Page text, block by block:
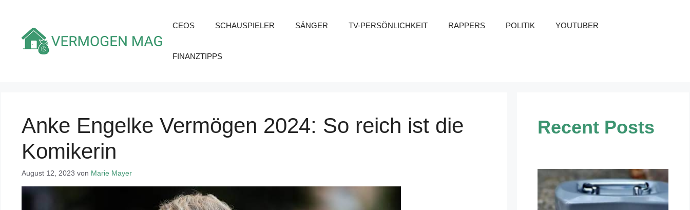
springen
CEOS SCHAUSPIELER SÄNGER TV-PERSÖNLICHKEIT RAPPERS POLITIK YOUTUBER
FINANZTIPPS
Anke Engelke Vermögen 2024: So reich ist die
Komikerin
August 12, 2023 von Marie Mayer
Recent Posts